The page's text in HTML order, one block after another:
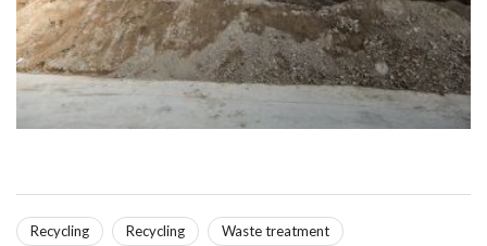
Recycling Recycling Waste treatment